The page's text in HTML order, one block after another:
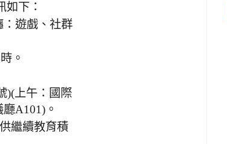
下：
遊戲、社群
。
)(上午：國際
A101)。
繼續教育積